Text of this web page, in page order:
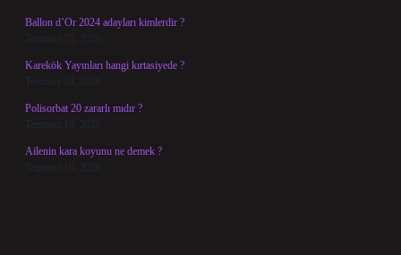
Ballon d’Or 2024 adayları kimlerdir ?
Temmuz 25, 2026
Karekök Yayınları hangi kırtasiyede ?
Temmuz 24, 2026
Polisorbat 20 zararlı mıdır ?
Temmuz 18, 2026
Ailenin kara koyunu ne demek ?
Temmuz 16, 2026